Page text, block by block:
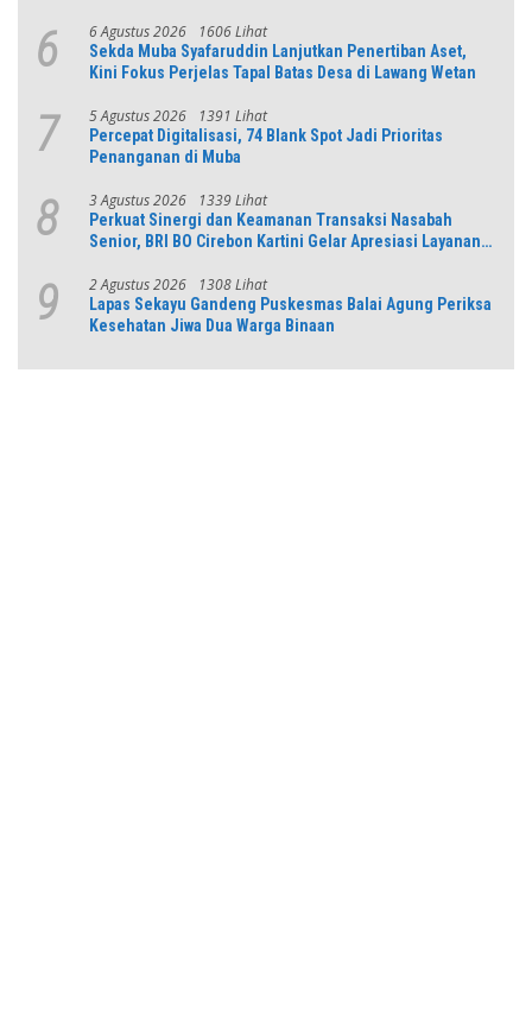
6 6 Agustus 2026 1606 Lihat
Sekda Muba Syafaruddin Lanjutkan Penertiban Aset,
Kini Fokus Perjelas Tapal Batas Desa di Lawang Wetan
7 5 Agustus 2026 1391 Lihat
Percepat Digitalisasi, 74 Blank Spot Jadi Prioritas
Penanganan di Muba
8 3 Agustus 2026 1339 Lihat
Perkuat Sinergi dan Keamanan Transaksi Nasabah
Senior, BRI BO Cirebon Kartini Gelar Apresiasi Layanan
9 2 Agustus 2026 1308 Lihat
Lapas Sekayu Gandeng Puskesmas Balai Agung Periksa
Kesehatan Jiwa Dua Warga Binaan